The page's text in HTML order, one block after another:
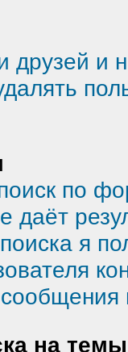
друзей и
по
даёт
я
на темы